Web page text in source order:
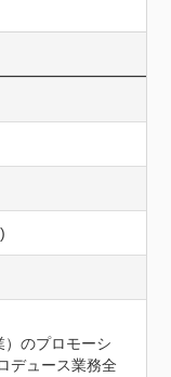
のプロモーシ
デュース業務全